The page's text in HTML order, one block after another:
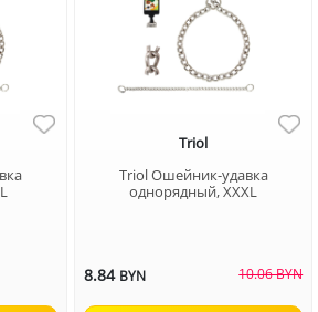
Triol
Triol Ошейник-удавка
однорядный, XXXL
8.84 BYN 10.06 BYN